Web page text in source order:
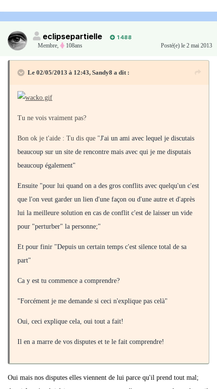
eclipsepartielle
1 488
Membre, 108ans Posté(e) le 2 mai 2013
Le 02/05/2013 à 12:43, Sandy8 a dit :
Tu ne vois vraiment pas?
Bon ok je t'aide : Tu dis que "J'ai un ami avec lequel je discutais
beaucoup sur un site de rencontre mais avec qui je me disputais
beaucoup également"
Ensuite "pour lui quand on a des gros conflits avec quelqu'un c'est
que l'on veut garder un lien d'une façon ou d'une autre et d'après
lui la meilleure solution en cas de conflit c'est de laisser un vide
pour "perturber" la personne;"
Et pour finir "Depuis un certain temps c'est silence total de sa
part"
Ca y est tu commence a comprendre?
"Forcément je me demande si ceci n'explique pas celà"
Oui, ceci explique cela, oui tout a fait!
Il en a marre de vos disputes et te le fait comprendre!
Oui mais nos disputes elles viennent de lui parce qu'il prend tout mal;